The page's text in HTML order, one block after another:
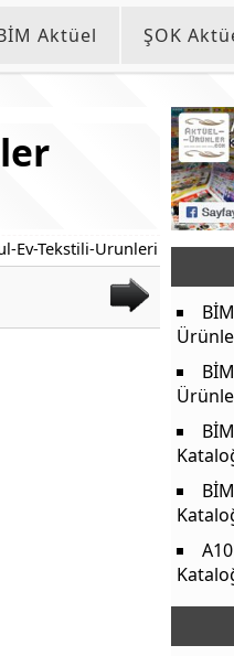
Aktüel ŞOK